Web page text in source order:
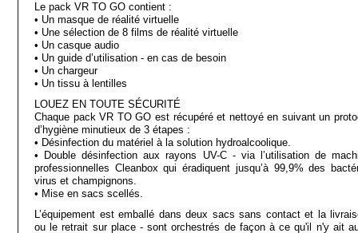
Le pack VR TO GO contient :
• Un masque de réalité virtuelle
• Une sélection de 8 films de réalité virtuelle
• Un casque audio
• Un guide d’utilisation - en cas de besoin
• Un chargeur
• Un tissu à lentilles
LOUEZ EN TOUTE SÉCURITÉ
Chaque pack VR TO GO est récupéré et nettoyé en suivant un
d’hygiène minutieux de 3 étapes :
• Désinfection du matériel à la solution hydroalcoolique.
• Double désinfection aux rayons UV-C - via l’utilisation de
professionnelles Cleanbox qui éradiquent jusqu’à 99,9% des
virus et champignons.
• Mise en sacs scellés.
L’équipement est emballé dans deux sacs sans contact et la
ou le retrait sur place - sont orchestrés de façon à ce qu'il n'y ait